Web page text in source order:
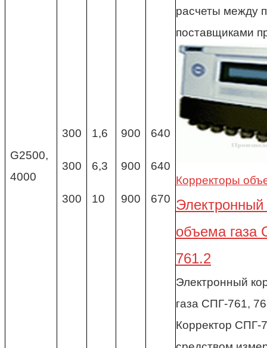
G2500,
4000
300
300
300
1,6
6,3
10
900
900
900
640
640
670
расчеты между
поставщиками
Корректоры
Электронный
объема газа
761.2
Электронный
газа СПГ-761,
Корректор СПГ-